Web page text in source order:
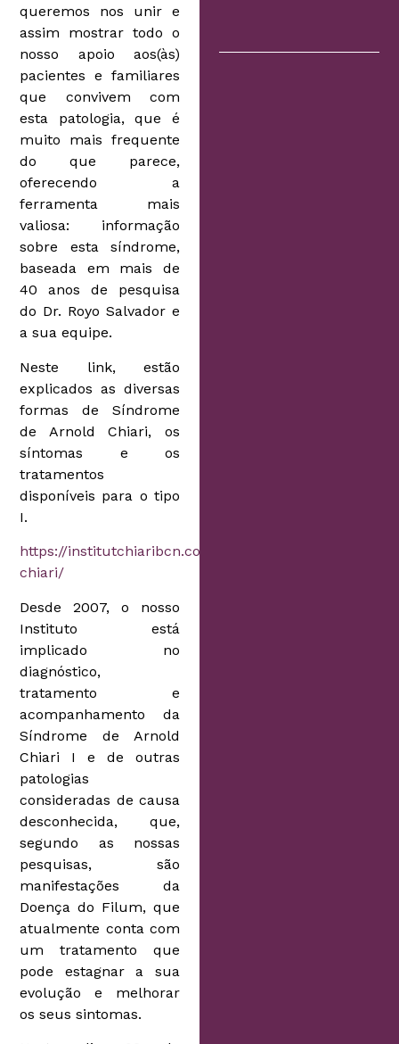
queremos nos unir e
assim mostrar todo o
nosso apoio aos(às)
pacientes e familiares
que convivem com
esta patologia, que é
muito mais frequente
do que parece,
oferecendo a
ferramenta mais
valiosa: informação
sobre esta síndrome,
baseada em mais de
40 anos de pesquisa
do Dr. Royo Salvador e
a sua equipe.
Neste link, estão
explicados as diversas
formas de Síndrome
de Arnold Chiari, os
síntomas e os
tratamentos
disponíveis para o tipo
I.
https://institutchiaribcn.com/arnold-
chiari/
Desde 2007, o nosso
Instituto está
implicado no
diagnóstico,
tratamento e
acompanhamento da
Síndrome de Arnold
Chiari I e de outras
patologias
consideradas de causa
desconhecida, que,
segundo as nossas
pesquisas, são
manifestações da
Doença do Filum, que
atualmente conta com
um tratamento que
pode estagnar a sua
evolução e melhorar
os seus sintomas.